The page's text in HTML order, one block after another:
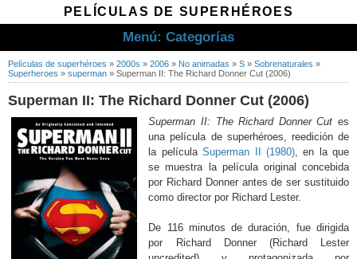
PELÍCULAS DE SUPERHÉROES
Menú: Categorías
Películas de superhéroes » 2000s » 2006 » No animadas » S » Sobrenaturales »
Superheroes » superman » Superman II: The Richard Donner Cut (2006)
Superman II: The Richard Donner Cut (2006)
Superman II: The Richard Donner Cut es
una película de superhéroes, reedición de
la películaSuperman II (1980), en la que
se muestra la película original concebida
por Richard Donner antes de ser sustituido
como director por Richard Lester.
De 116 minutos de duración, fue dirigida
por Richard Donner (Richard Lester